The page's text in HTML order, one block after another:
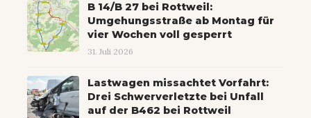
B 14/B 27 bei Rottweil:
Umgehungsstraße ab Montag für
vier Wochen voll gesperrt
31. Juli 2026
Lastwagen missachtet Vorfahrt:
Drei Schwerverletzte bei Unfall
auf der B462 bei Rottweil